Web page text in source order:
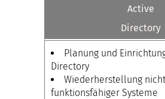
Active
Directory
Planung und
Directory
Wiederherstellung nicht
funktionsfähiger Systeme